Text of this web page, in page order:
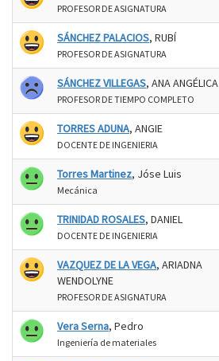
PROFESOR DE ASIGNATURA
SÁNCHEZ PALACIOS, RUBÍ
PROFESOR DE ASIGNATURA
SÁNCHEZ VILLEGAS, ANA ANGÉLICA
PROFESOR DE TIEMPO COMPLETO
TORRES ADUNA, ANGIE
DOCENTE DE INGENIERIA
Torres Martinez, Jóse Luis
Mecánica
TRINIDAD ROSALES, DANIEL
DOCENTE DE INGENIERIA
VAZQUEZ DE LA VEGA, ARIADNA
WENDOLYNE
PROFESOR DE ASIGNATURA
Vera Serna, Pedro
Ingeniería de materiales